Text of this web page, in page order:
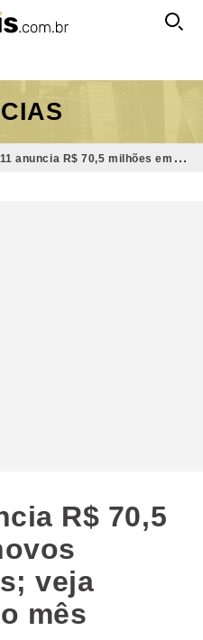
anuncia R$ 70,5 milhões em
R$ 70,5
veja
mês